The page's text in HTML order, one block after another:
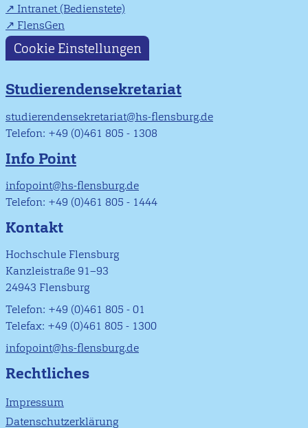
Intranet (Bedienstete)
FlensGen
Cookie Einstellungen
Studierendensekretariat
studierendensekretariat@hs-flensburg.de
Telefon: +49 (0)461 805 - 1308
Info Point
infopoint@hs-flensburg.de
Telefon: +49 (0)461 805 - 1444
Kontakt
Hochschule Flensburg
Kanzleistraße 91–93
24943 Flensburg
Telefon: +49 (0)461 805 - 01
Telefax: +49 (0)461 805 - 1300
infopoint@hs-flensburg.de
Rechtliches
Impressum
Datenschutzerklärung